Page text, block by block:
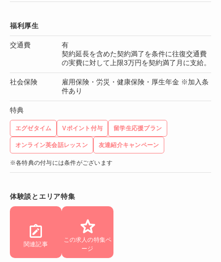
福利厚生
交通費
有
契約延長を含めた契約満了を条件に往復交通費
の実費に対して上限3万円を契約満了月に支給。
社会保険
雇用保険・労災・健康保険・厚生年金 ※加入条
件あり
特典
エグゼタイム Vポイント付与 留学生応援プラン
オンライン英会話レッスン 友達紹介キャンペーン
※各特典の付与には条件がございます
体験談とエリア特集
関連記事
この求人の特集ペ
ージ